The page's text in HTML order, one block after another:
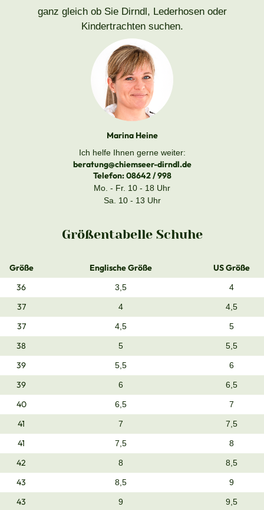
ganz gleich ob Sie Dirndl, Lederhosen oder
Kindertrachten suchen.
Marina Heine
Ich helfe Ihnen gerne weiter:
beratung@chiemseer-dirndl.de
Telefon:08642 / 998
Mo. - Fr. 10 - 18 Uhr
Sa. 10 - 13 Uhr
Größentabelle Schuhe
Größe Englische Größe
US Größe
36
3,5 4
37 4 4,5
37 4,5 5
38 5 5,5
39 5,5 6
39 6 6,5
40 6,5 7
41 7 7,5
41 7,5 8
42 8 8,5
43 8,5 9
43 9 9,5